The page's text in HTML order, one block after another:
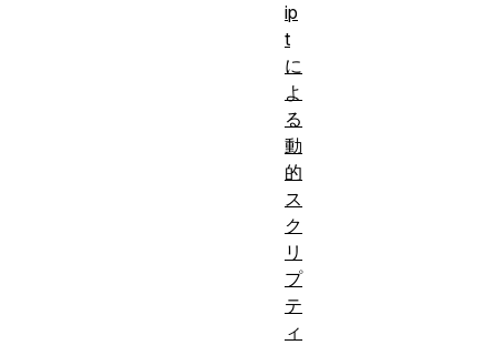
ip
t
に
よ
る
動
的
ス
ク
リ
プ
テ
ィ